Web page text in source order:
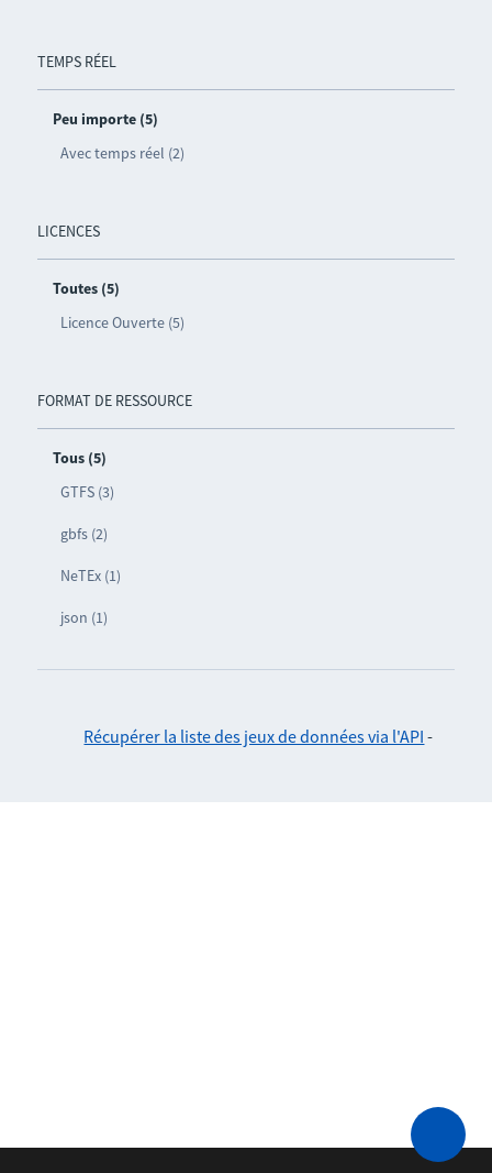
TEMPS RÉEL
Peu importe (5)
Avec temps réel (2)
LICENCES
Toutes (5)
Licence Ouverte (5)
FORMAT DE RESSOURCE
Tous (5)
GTFS (3)
gbfs (2)
NeTEx (1)
json (1)
Récupérer la liste des jeux de données via l'API -